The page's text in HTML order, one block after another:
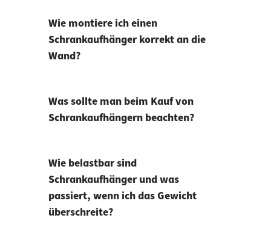
Wie montiere ich einen
Schrankaufhänger korrekt an die
Wand?
Was sollte man beim Kauf von
Schrankaufhängern beachten?
Wie belastbar sind
Schrankaufhänger und was
passiert, wenn ich das Gewicht
überschreite?